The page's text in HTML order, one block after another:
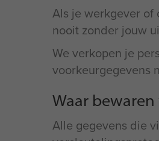
Als je werkgever of
nooit zonder jouw
We verkopen je
voorkeurgegevens
Waar
Alle gegevens die